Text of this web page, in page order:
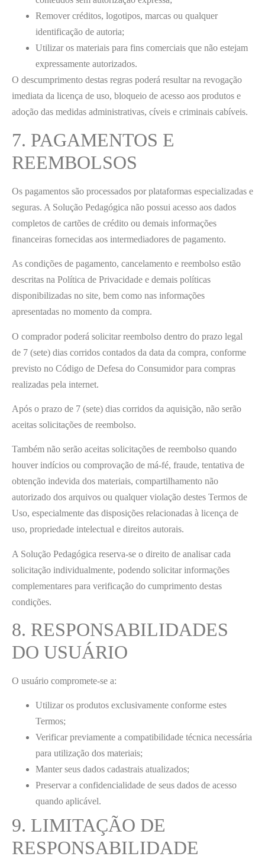
Remover créditos, logotipos, marcas ou qualquer
identificação de autoria;
Utilizar os materiais para fins comerciais que não estejam
expressamente autorizados.
O descumprimento destas regras poderá resultar na revogação
imediata da licença de uso, bloqueio de acesso aos produtos e
adoção das medidas administrativas, cíveis e criminais cabíveis.
7. PAGAMENTOS E
REEMBOLSOS
Os pagamentos são processados por plataformas especializadas e
seguras. A Solução Pedagógica não possui acesso aos dados
completos de cartões de crédito ou demais informações
financeiras fornecidas aos intermediadores de pagamento.
As condições de pagamento, cancelamento e reembolso estão
descritas na Política de Privacidade e demais políticas
disponibilizadas no site, bem como nas informações
apresentadas no momento da compra.
O comprador poderá solicitar reembolso dentro do prazo legal
de 7 (sete) dias corridos contados da data da compra, conforme
previsto no Código de Defesa do Consumidor para compras
realizadas pela internet.
Após o prazo de 7 (sete) dias corridos da aquisição, não serão
aceitas solicitações de reembolso.
Também não serão aceitas solicitações de reembolso quando
houver indícios ou comprovação de má-fé, fraude, tentativa de
obtenção indevida dos materiais, compartilhamento não
autorizado dos arquivos ou qualquer violação destes Termos de
Uso, especialmente das disposições relacionadas à licença de
uso, propriedade intelectual e direitos autorais.
A Solução Pedagógica reserva-se o direito de analisar cada
solicitação individualmente, podendo solicitar informações
complementares para verificação do cumprimento destas
condições.
8. RESPONSABILIDADES
DO USUÁRIO
O usuário compromete-se a:
Utilizar os produtos exclusivamente conforme estes
Termos;
Verificar previamente a compatibilidade técnica necessária
para utilização dos materiais;
Manter seus dados cadastrais atualizados;
Preservar a confidencialidade de seus dados de acesso
quando aplicável.
9. LIMITAÇÃO DE
RESPONSABILIDADE